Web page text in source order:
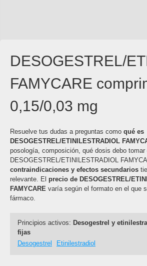
DESOGESTREL/
FAMYCARE
0,15/0,03 mg
Resuelve tus dudas a preguntas como qué es
DESOGESTREL/ETINILESTRADIOL
posología, composición, qué dosis debo tomar
DESOGESTREL/ETINILESTRADIOL
contraindicaciones y efectos secundarios
relevante. El precio de DESOGESTREL/
FAMYCARE varía según el formato en el que
fármaco.
Principios activos: Desogestrel y
fijas
Desogestrel
Etinilestradiol